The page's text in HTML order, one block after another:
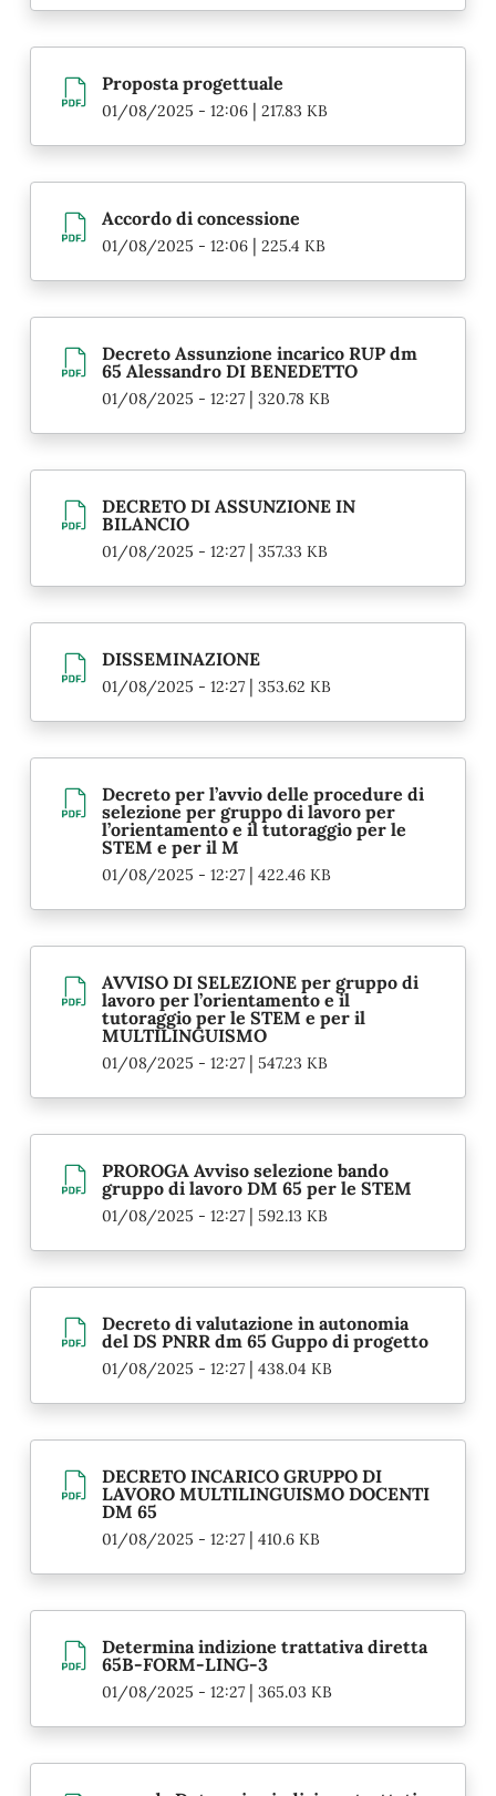
Proposta progettuale
01/08/2025 - 12:06 | 217.83 KB
Accordo di concessione
01/08/2025 - 12:06 | 225.4 KB
Decreto Assunzione incarico RUP dm
65 Alessandro DI BENEDETTO
01/08/2025 - 12:27| 320.78 KB
DECRETO DI ASSUNZIONE IN
BILANCIO
01/08/2025 - 12:27| 357.33 KB
DISSEMINAZIONE
01/08/2025 - 12:27| 353.62 KB
Decreto per l’avvio delle procedure di
selezione per gruppo di lavoro per
l’orientamento e il tutoraggio per le
STEM e per il M
01/08/2025 - 12:27| 422.46 KB
AVVISO DI SELEZIONE per gruppo di
lavoro per l’orientamento e il
tutoraggio per le STEM e per il
MULTILINGUISMO
01/08/2025 - 12:27| 547.23 KB
PROROGA Avviso selezione bando
gruppo di lavoro DM 65 per le STEM
01/08/2025 - 12:27| 592.13 KB
Decreto di valutazione in autonomia
del DS PNRR dm 65 Guppo di progetto
01/08/2025 - 12:27| 438.04 KB
DECRETO INCARICO GRUPPO DI
LAVORO MULTILINGUISMO DOCENTI
DM 65
01/08/2025 - 12:27| 410.6 KB
Determina indizione trattativa diretta
65B-FORM-LING-3
01/08/2025 - 12:27| 365.03 KB